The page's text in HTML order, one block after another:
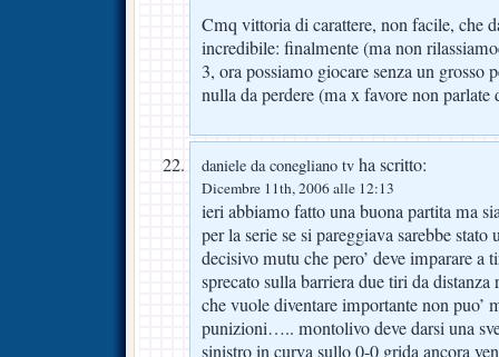
Cmq vittoria di carattere, non facile, che
incredibile: finalmente (ma non
3, ora possiamo giocare senza un grosso
nulla da perdere (ma x favore non
daniele da conegliano tv ha scritto:
Dicembre 11th, 2006 alle 12:13
ieri abbiamo fatto una buona partita ma
per la serie se si pareggiava sarebbe
decisivo mutu che pero’ deve imparare a
sprecato sulla barriera due tiri da
che vuole diventare importante non puo’
punizioni….. montolivo deve darsi una
sinistro in curva sullo 0-0 grida ancora